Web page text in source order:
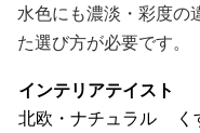
水色にも濃淡・彩度の
た選び方が必要です。
インテリアテイスト
北欧・ナチュラル